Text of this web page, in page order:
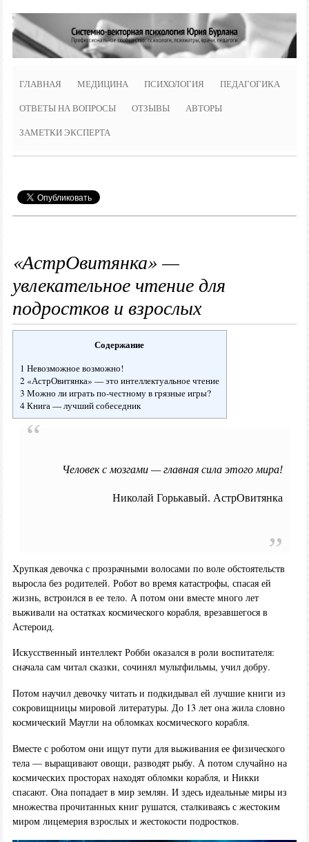
ГЛАВНАЯ МЕДИЦИНА ПСИХОЛОГИЯ ПЕДАГОГИКА
ОТВЕТЫ НА ВОПРОСЫ ОТЗЫВЫ АВТОРЫ
ЗАМЕТКИ ЭКСПЕРТА
«АстрОвитянка» —
увлекательное чтение для
подростков и взрослых
Содержание
1 Невозможное возможно!
2 «АстрОвитянка» — это интеллектуальное чтение
3 Можно ли играть по-честному в грязные игры?
4 Книга — лучший собеседник
Человек с мозгами — главная сила этого мира!
Николай Горькавый. АстрОвитянка
Хрупкая девочка с прозрачными волосами по воле обстоятельств
выросла без родителей. Робот во время катастрофы, спасая ей
жизнь, встроился в ее тело. А потом они вместе много лет
выживали на остатках космического корабля, врезавшегося в
Астероид.
Искусственный интеллект Робби оказался в роли воспитателя:
сначала сам читал сказки, сочинял мультфильмы, учил добру.
Потом научил девочку читать и подкидывал ей лучшие книги из
сокровищницы мировой литературы. До 13 лет она жила словно
космический Маугли на обломках космического корабля.
Вместе с роботом они ищут пути для выживания ее физического
тела — выращивают овощи, разводят рыбу. А потом случайно на
космических просторах находят обломки корабля, и Никки
спасают. Она попадает в мир землян. И здесь идеальные миры из
множества прочитанных книг рушатся, сталкиваясь с жестоким
миром лицемерия взрослых и жестокости подростков.